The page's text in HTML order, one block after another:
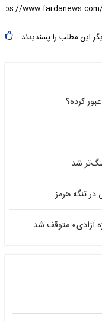
این مطلب را پسندیدند
کرده؟
شد
آزادی» متوقف شد